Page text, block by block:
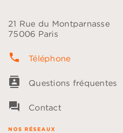
21 Rue du Montparnasse
75006 Paris
phone Téléphone
contacts Questions fréquentes
question_answer Contact
NOS RÉSEAUX